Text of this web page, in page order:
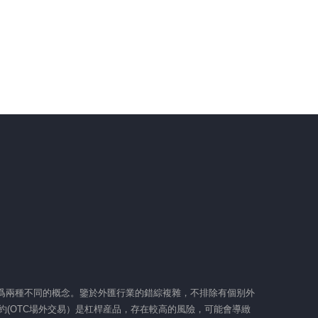
種不同的概念。鑒於外匯行業的錯綜複雜，不排除有個别外
場外交易）是杠桿産品，存在較高的風險，可能會導緻